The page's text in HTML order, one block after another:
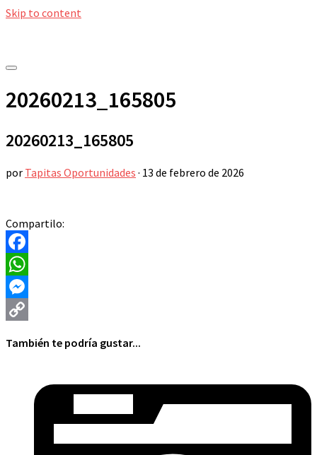
Skip to content
20260213_165805
20260213_165805
por Tapitas Oportunidades · 13 de febrero de 2026
Compartilo:
Facebook
WhatsApp
Messenger
También te podría gustar...